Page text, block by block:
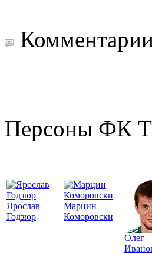
Персоны ФК
Ярослав
Годзюр
Марцин
Коморовски
Олег